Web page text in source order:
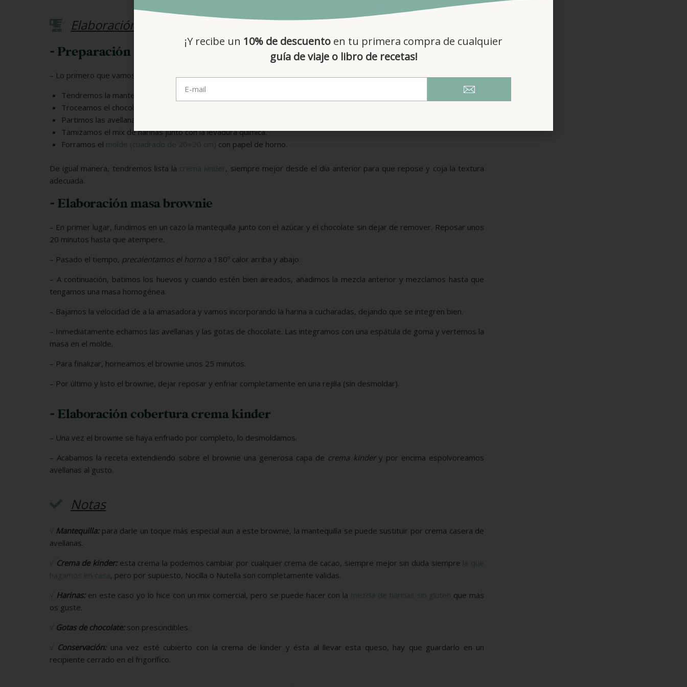
Elaboración
- Preparación
– Lo primero que vamos a hacer preparar todos los ingredientes:
Tendremos la mantequilla a temperatura ambiente (blanda).
Troceamos el chocolate negro.
Partimos las avellanas en trocitos al gusto.
Tamizamos el mix de harinas junto con la levadura química.
Forramos el molde (cuadrado de 20×20 cm) con papel de horno.
De igual manera, tendremos lista la crema kinder, siempre mejor desde el día anterior para que repose y coja la textura
adecuada.
- Elaboración masa brownie
– En primer lugar, fundimos en un cazo la mantequilla junto con el azúcar y el chocolate sin dejar de remover. Reposar unos
20 minutos hasta que atempere.
– Pasado el tiempo, precalentamos el horno a 180º calor arriba y abajo.
– A continuación, batimos los huevos y cuando estén bien aireados, añadimos la mezcla anterior y mezclamos hasta que
tengamos una masa homogénea.
– Bajamos la velocidad de a la amasadora y vamos incorporando la harina a cucharadas, dejando que se integren bien.
– Inmediatamente echamos las avellanas y las gotas de chocolate. Las integramos con una espátula de goma y vertemos la
masa en el molde.
– Para finalizar, horneamos el brownie unos 25 minutos.
– Por último y listo el brownie, dejar reposar y enfriar completamente en una rejilla (sin desmoldar).
- Elaboración cobertura crema kinder
– Una vez el brownie se haya enfriado por completo, lo desmoldamos.
– Acabamos la receta extendiendo sobre el brownie una generosa capa de crema kindery por encima espolvoreamos
avellanas al gusto.
Notas
√ Mantequilla:para darle un toque más especial aun a este brownie, la mantequilla se puede sustituir por crema casera de
avellanas.
√ Crema de kinder: esta crema la podemos cambiar por cualquier crema de cacao, siempre mejor sin duda siempre la que
hagamos en casa, pero por supuesto, Nocilla o Nutella son completamente validas.
√ Harinas:en este caso yo lo hice con un mix comercial, pero se puede hacer con la mezcla de harinas sin gluten que más
os guste.
√ Gotas de chocolate:son prescindibles.
√ Conservación:una vez esté cubierto con la crema de kinder y ésta al llevar esta queso, hay que guardarlo en un
recipiente cerrado en el frigorífico.
¡Y recibe un 10% de descuento en tu primera compra de cualquier
guía de viaje o libro de recetas!